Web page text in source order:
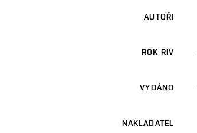
AUTOŘI
ROK RIV
VYDÁNO
NAKLADATEL